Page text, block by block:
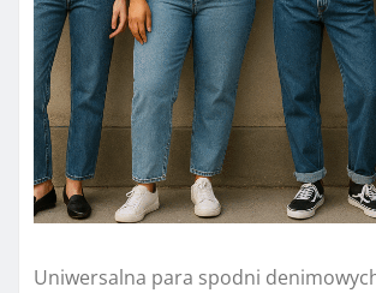
Uniwersalna para spodni